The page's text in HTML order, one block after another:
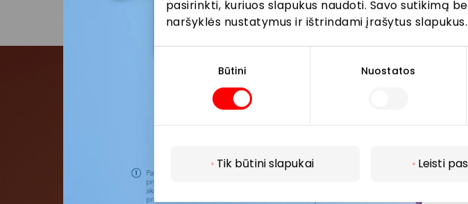
pasirinkti, kuriuos slapukus naudoti. Savo sutikimą
naršyklės nustatymus ir ištrindami įrašytus
Būtini Nuostatos
Tik būtini slapukai Leisti
Prisijunkite prie
Pirmieji sužinokite apie geriausius
AKROPOLIS